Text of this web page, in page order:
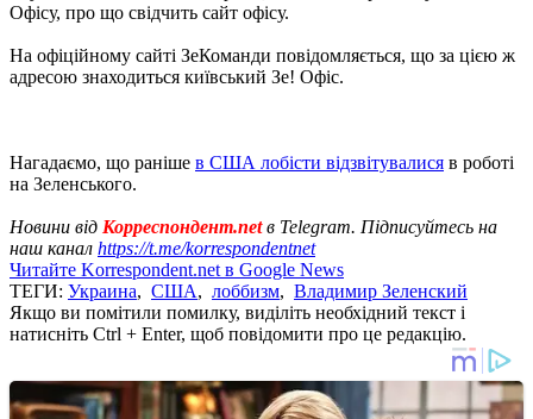
Офісу, про що свідчить сайт офісу.
На офіційному сайті ЗеКоманди повідомляється, що за цією ж
адресою знаходиться київський Зе! Офіс.
Нагадаємо, що раніше в США лобісти відзвітувалися в роботі
на Зеленського.
Новини від Корреспондент.netв Telegram. Підписуйтесь на
наш канал https://t.me/korrespondentnet
Читайте Korrespondent.net в Google News
ТЕГИ: Украина, США, лоббизм, Владимир Зеленский
Якщо ви помітили помилку, виділіть необхідний текст і
натисніть Ctrl + Enter, щоб повідомити про це редакцію.